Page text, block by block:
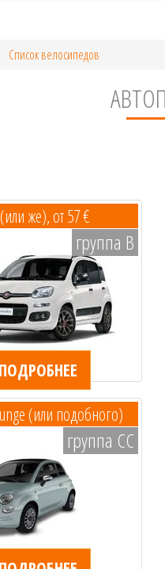
Список велосипедов
же), от 57 €
группа B
ПОДРОБНЕЕ
(или подобного)
группа CC